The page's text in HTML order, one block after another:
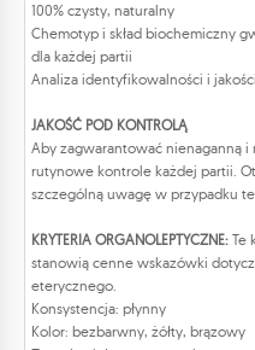
100% czysty, naturalny
Chemotyp i skład biochemiczny
dla każdej partii
Analiza identyfikowalności i
JAKOŚĆ POD KONTROLĄ
Aby zagwarantować nienaganną i
rutynowe kontrole każdej partii.
szczególną uwagę w przypadku
KRYTERIA ORGANOLEPTYCZNE: Te
stanowią cenne wskazówki
eterycznego.
Konsystencja: płynny
Kolor: bezbarwny, żółty, brązowy